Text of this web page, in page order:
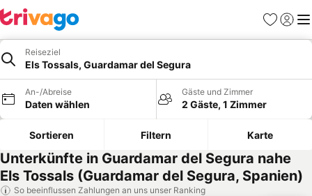
Favoriten
Reiseziel
Els Tossals, Guardamar del Segura
An-/Abreise
Daten wählen
Gäste und Zimmer
2 Gäste, 1 Zimmer
Sortieren Filtern Karte
Unterkünfte in Guardamar del Segura nahe
Els Tossals (Guardamar del Segura, Spanien)
So beeinflussen Zahlungen an uns unser Ranking